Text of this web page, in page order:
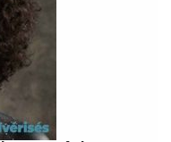
- The Former site of
ATTACK "Five
bunch) 1991